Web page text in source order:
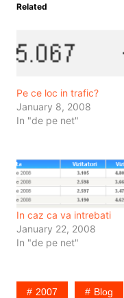
Related
Pe ce loc in trafic?
January 8, 2008
In "de pe net"
In caz ca va intrebati
January 22, 2008
In "de pe net"
2007 Blog